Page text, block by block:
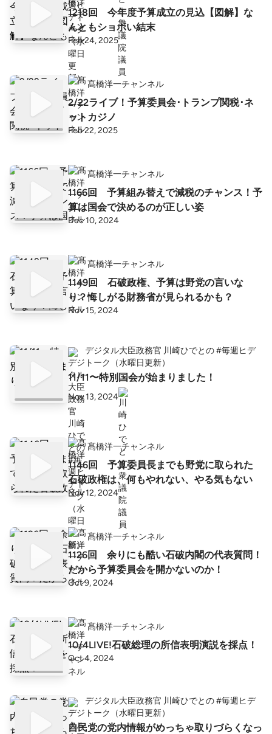
1218回 今年度予算成立の見込【図解】な
んともショボい結末
Feb 24, 2025
髙橋洋一チャンネル
2/22ライブ！予算委員会･トランプ関税･ネ
ットカジノ
Feb 22, 2025
髙橋洋一チャンネル
1166回 予算組み替えで減税のチャンス！予
算は国会で決めるのが正しい姿
Dec 10, 2024
髙橋洋一チャンネル
1149回 石破政権、予算は野党の言いな
り？悔しがる財務省が見られるかも？
Nov 15, 2024
デジタル大臣政務官 川崎ひでとの #毎週ヒデ
トーク（水曜日更新）
11/11〜特別国会が始まりました！
Nov 13, 2024
髙橋洋一チャンネル
1146回 予算委員長までも野党に取られた
石破政権は、何もやれない、やる気もない
Nov 12, 2024
髙橋洋一チャンネル
1126回 余りにも酷い石破内閣の代表質問！
だから予算委員会を開かないのか！
Oct 9, 2024
髙橋洋一チャンネル
10/4LIVE!石破総理の所信表明演説を採点！
Oct 4, 2024
デジタル大臣政務官 川崎ひでとの #毎週ヒデ
トーク（水曜日更新）
自民党の党内情報がめっちゃ取りづらくなっ